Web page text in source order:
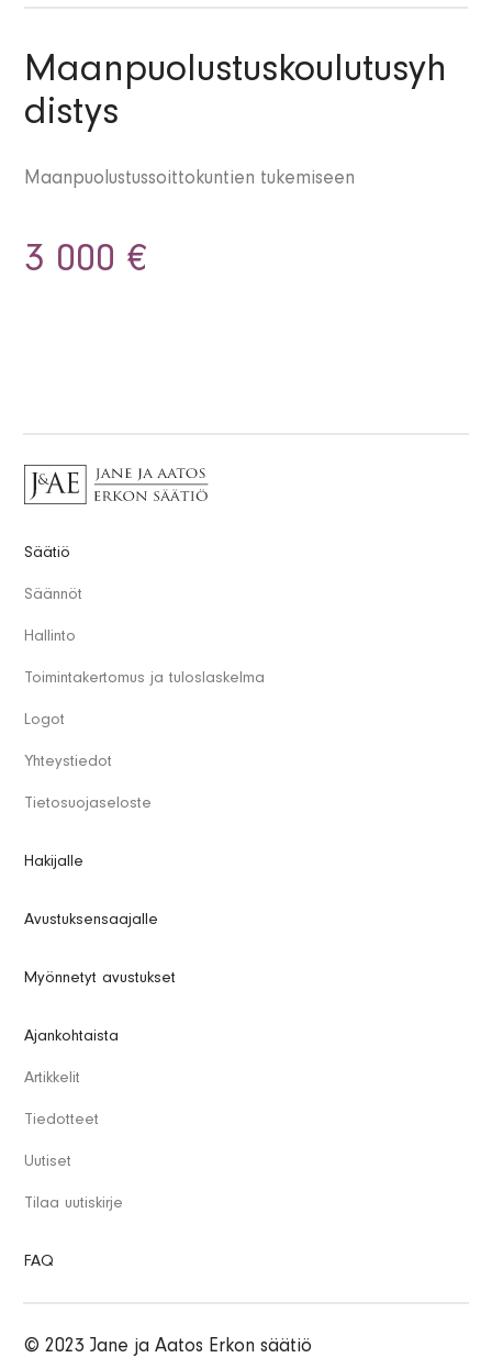
Maanpuolustuskoulutusyh
distys
Maanpuolustussoittokuntien tukemiseen
3 000 €
Säätiö
Säännöt
Hallinto
Toimintakertomus ja tuloslaskelma
Logot
Yhteystiedot
Tietosuojaseloste
Hakijalle
Avustuksensaajalle
Myönnetyt avustukset
Ajankohtaista
Artikkelit
Tiedotteet
Uutiset
Tilaa uutiskirje
FAQ
© 2023 Jane ja Aatos Erkon säätiö